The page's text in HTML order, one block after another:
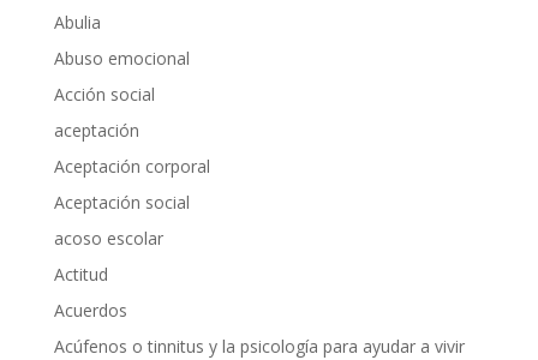
Abulia
Abuso emocional
Acción social
aceptación
Aceptación corporal
Aceptación social
acoso escolar
Actitud
Acuerdos
Acúfenos o tinnitus y la psicología para ayudar a vivir